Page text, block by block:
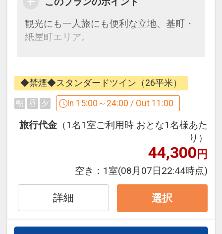
■周辺施設■
・広島城 … 徒歩約5分
・ひろしま美術館 … 徒歩すぐ
・広島グリーンアリーナ（広島県立総合
体育館）… 徒歩約5分
・縮景園、広島県立美術館 … 徒歩約15分
・MAZDA Zoom-Zoom スタジアム広島
・広島エディオンスタジアム
… ホテルよりアストラムライン「県庁
前」駅乗車約30分、広域公園前」下車、
観光にも一人旅にも便利な立地、基町・
紙屋町エリア。
着）隣接という
分かりやすい抜群の立地で、迷わず楽々
チェックイン。
皆様の貴重な時間をしっかりとサポート
いたします。
・客室は全て14階、22平米以上
・バスルームには、女性に嬉しい拡大鏡
・ズボンプレッサー、加湿空気清浄機完
備
◆禁煙◆スタンダードツイン（26平米）
朝 昼 夕 In 15:00～24:00 / Out 11:00
旅行代金 （1名1室ご利用時 おとな1名様あた
り）
44,300円
空き： 1室(08月07日22:44時点)
詳細 選択